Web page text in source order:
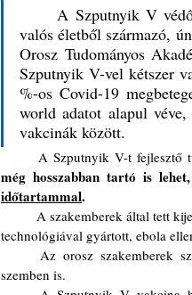
	A Szputnyik V védőoltás egyébként is magasnak bizonyult hatékonyságát későbbi,
valós életből származó,
Orosz Tudományos
Szputnyik V-vel kétszer
%-os Covid-19
world adatot alapul
vakcinák között.
A Szputnyik V-t
még hosszabban tartó is
időtartammal.
technológiával gyártott, ebola
szemben is.